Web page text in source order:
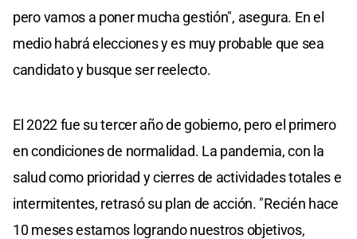
pero vamos a poner mucha gestión", asegura. En el
medio habrá elecciones y es muy probable que sea
candidato y busque ser reelecto.
El 2022 fue su tercer año de gobierno, pero el primero
en condiciones de normalidad. La pandemia, con la
salud como prioridad y cierres de actividades totales e
intermitentes, retrasó su plan de acción. "Recién hace
10 meses estamos logrando nuestros objetivos,